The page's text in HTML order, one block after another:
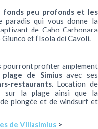
fonds peu profonds et les
qui vous donne la
de Cabo Carbonara
et l’Isola dei Cavoli.
pourront profiter amplement
de Simiusavec ses
restaurants. Location de
sur la plage ainsi que la
plongée et de windsurf et
de Villasimius >